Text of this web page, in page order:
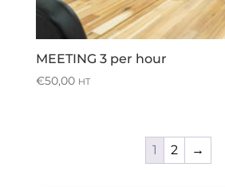
MEETING 3 per hour
€50,00 HT
1 2 →